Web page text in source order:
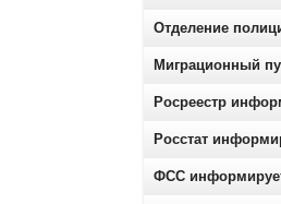
Отделение
Миграционный
Росреестр
Росстат
ФСС